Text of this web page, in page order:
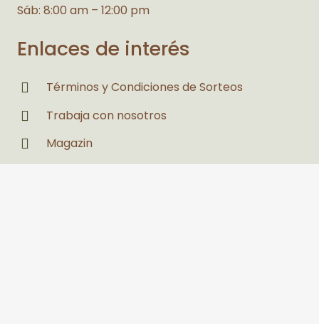
Sáb: 8:00 am – 12:00 pm
Enlaces de interés
Términos y Condiciones de Sorteos
Trabaja con nosotros
Magazin